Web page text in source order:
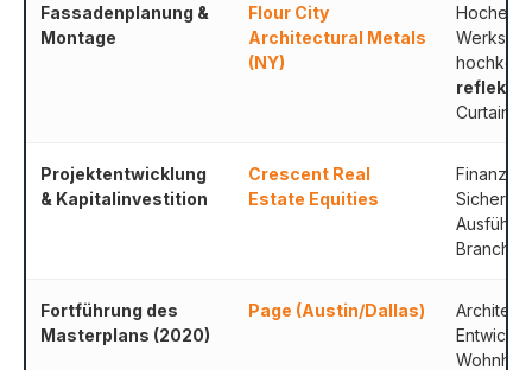
Fassadenplanung &
Montage
Flour City
Architectural Metals
(NY)
Curtain
Projektentwicklung
& Kapitalinvestition
Crescent Real
Estate Equities
Fortführung des
Masterplans (2020)
Page (Austin/Dallas)